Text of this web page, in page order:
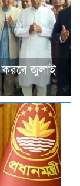
করবে জুলাই